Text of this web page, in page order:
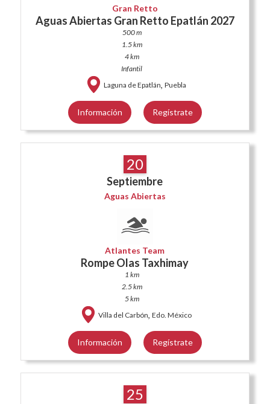
Gran Retto
Aguas Abiertas Gran Retto Epatlán 2027
500 m
1.5 km
4 km
Infantil
Laguna de Epatlán, Puebla
Información Regístrate
20
Septiembre
Aguas Abiertas
Atlantes Team
Rompe Olas Taxhimay
1 km
2.5 km
5 km
Villa del Carbón, Edo. México
Información Regístrate
25